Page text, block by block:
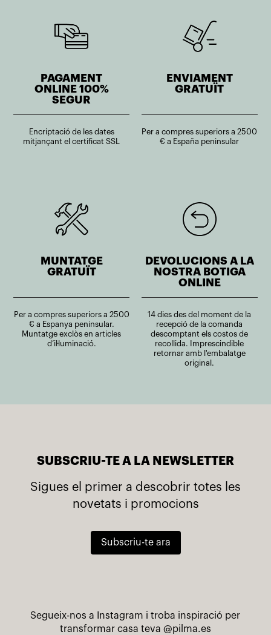
PAGAMENT
ONLINE 100%
SEGUR
Encriptació de les dates
mitjançant el certificat SSL
ENVIAMENT
GRATUÏT
Per a compres superiors a 2500
€ a España peninsular
MUNTATGE
GRATUÏT
Per a compres superiors a 2500
€ a Espanya peninsular.
Muntatge exclòs en articles
d’il·luminació.
DEVOLUCIONS A LA
NOSTRA BOTIGA
ONLINE
14 dies des del moment de la
recepció de la comanda
descomptant els costos de
recollida. Imprescindible
retornar amb l'embalatge
original.
SUBSCRIU-TE A LA NEWSLETTER
Sigues el primer a descobrir totes les
novetats i promocions
Subscriu-te ara
Segueix-nos a Instagram i troba inspiració per
transformar casa teva @pilma.es